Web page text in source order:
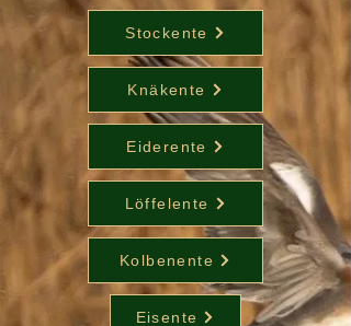
Stockente
Knäkente
Eiderente
Löffelente
Kolbenente
Eisente